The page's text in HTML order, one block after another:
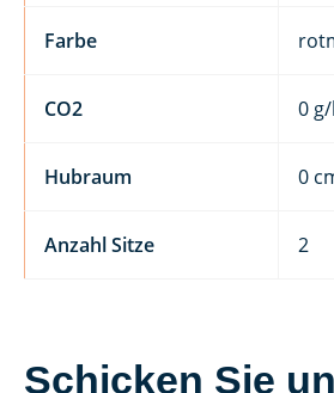
Farbe
CO2 0
Hubraum 0
Anzahl Sitze 2
Schicken Sie